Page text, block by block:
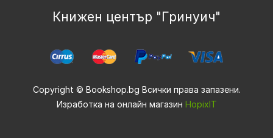
Книжен център "Гринуич"
Copyright © Bookshop.bg Всички права запазени.
Изработка на онлайн магазин HopixIT